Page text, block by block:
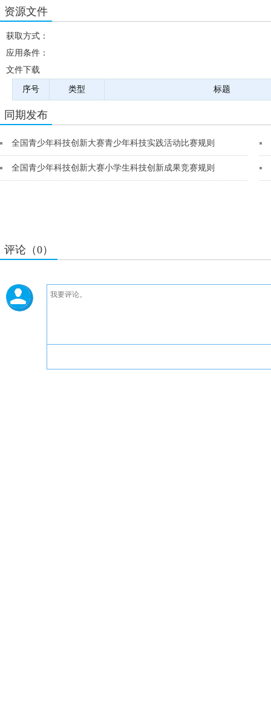
资源文件
获取方式：
应用条件：
文件下载
序号 类型 标题
同期发布
全国青少年科技创新大赛青少年科技实践活动比赛规则
全国青少年科技创新大赛小学生科技创新成果竞赛规则
评论（0）